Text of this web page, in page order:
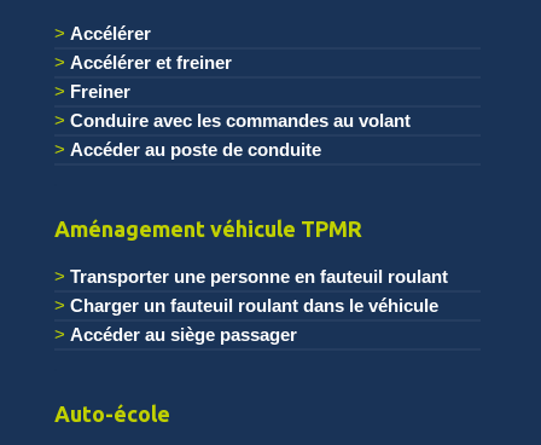
Accélérer
Accélérer et freiner
Freiner
Conduire avec les commandes au volant
Accéder au poste de conduite
Aménagement véhicule TPMR
Transporter une personne en fauteuil roulant
Charger un fauteuil roulant dans le véhicule
Accéder au siège passager
Auto-école